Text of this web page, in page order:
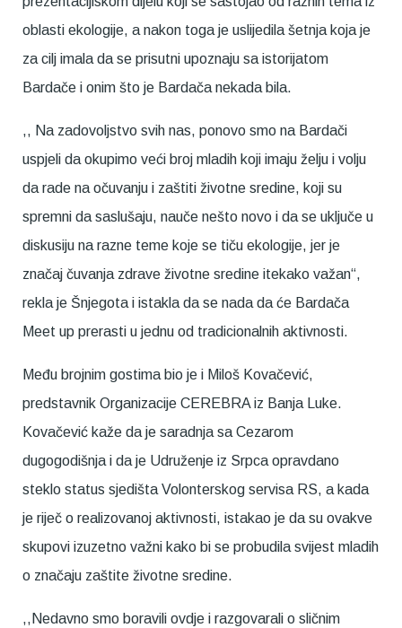
oblasti ekologije, a nakon toga je uslijedila šetnja koja je
za cilj imala da se prisutni upoznaju sa istorijatom
Bardače i onim što je Bardača nekada bila.
,, Na zadovoljstvo svih nas, ponovo smo na Bardači
uspjeli da okupimo veći broj mladih koji imaju želju i volju
da rade na očuvanju i zaštiti životne sredine, koji su
spremni da saslušaju, nauče nešto novo i da se uključe u
diskusiju na razne teme koje se tiču ekologije, jer je
značaj čuvanja zdrave životne sredine itekako važan“,
rekla je Šnjegota i istakla da se nada da će Bardača
Meet up prerasti u jednu od tradicionalnih aktivnosti.
Među brojnim gostima bio je i Miloš Kovačević,
predstavnik Organizacije CEREBRA iz Banja Luke.
Kovačević kaže da je saradnja sa Cezarom
dugogodišnja i da je Udruženje iz Srpca opravdano
steklo status sjedišta Volonterskog servisa RS, a kada
je riječ o realizovanoj aktivnosti, istakao je da su ovakve
skupovi izuzetno važni kako bi se probudila svijest mladih
o značaju zaštite životne sredine.
,,Nedavno smo boravili ovdje i razgovarali o sličnim